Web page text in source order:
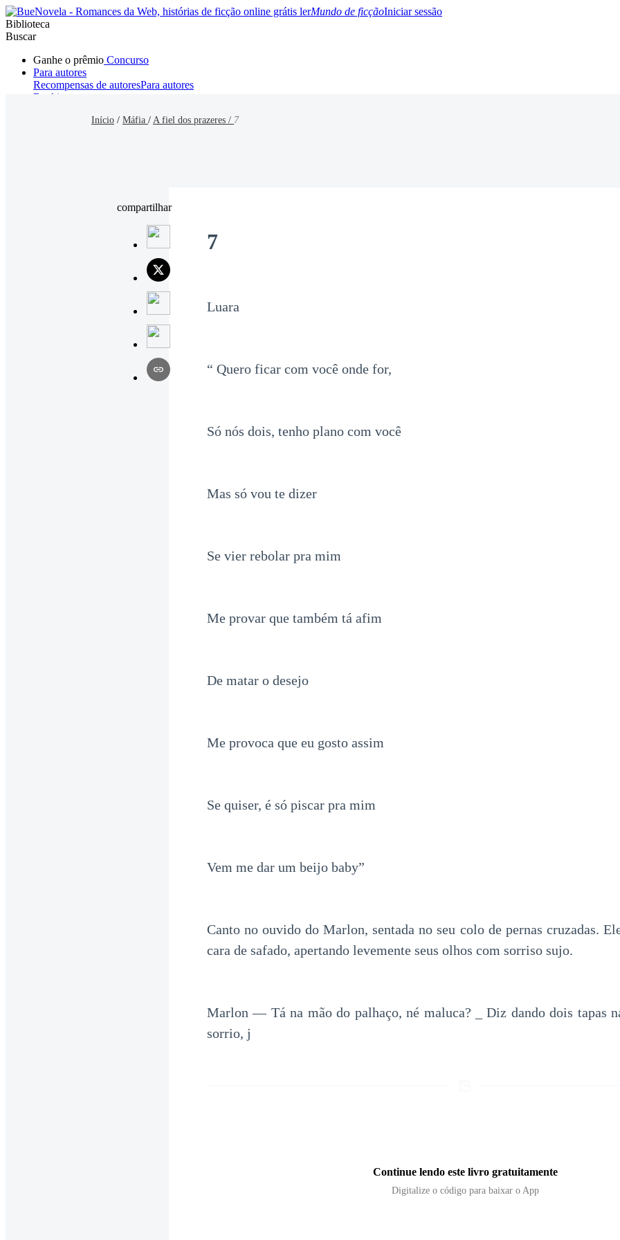
Mundo de ficçãoIniciar sessão
Biblioteca
Buscar
Ganhe o prêmio Concurso
Para autores
Recompensas de autoresPara autores
Ranking
Início / Máfia / A fiel dos prazeres / 7
compartilhar
7
Luara
“ Quero ficar com você onde for,
Só nós dois, tenho plano com você
Mas só vou te dizer
Se vier rebolar pra mim
Me provar que também tá afim
De matar o desejo
Me provoca que eu gosto assim
Se quiser, é só piscar pra mim
Vem me dar um beijo baby”
Canto no ouvido do Marlon, sentada no seu colo de pernas cruzadas.
cara de safado, apertando levemente seus olhos com sorriso sujo.
Marlon — Tá na mão do palhaço, né maluca? _ Diz dando dois tapas
sorrio, j
Continue lendo este livro gratuitamente
Digitalize o código para baixar o App